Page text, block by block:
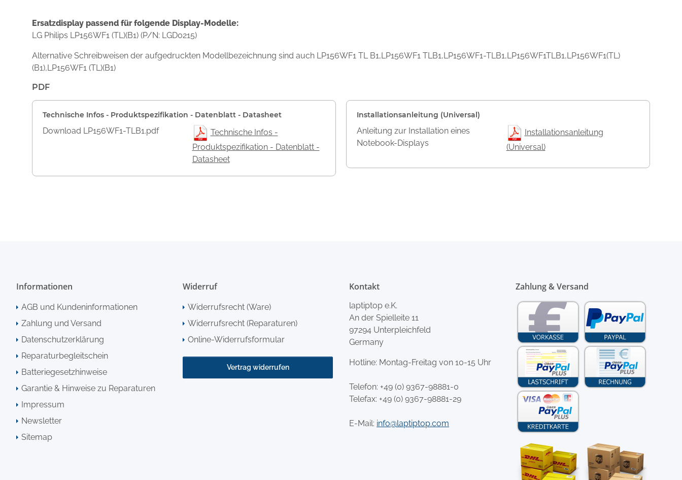
Ersatzdisplay passend für folgende Display-Modelle:
LG Philips LP156WF1 (TL)(B1) (P/N: LGD0215)
Alternative Schreibweisen der aufgedruckten Modellbezeichnung sind auch LP156WF1 TL B1,LP156WF1 TLB1,LP156WF1-TLB1,LP156WF1TLB1,LP156WF1(TL)
(B1),LP156WF1 (TL)(B1)
PDF
Technische Infos - Produktspezifikation - Datenblatt - Datasheet
Download LP156WF1-TLB1.pdf
Technische Infos -
Produktspezifikation - Datenblatt -
Datasheet
Installationsanleitung (Universal)
Anleitung zur Installation eines
Notebook-Displays
Installationsanleitung
(Universal)
Informationen
AGB und Kundeninformationen
Zahlung und Versand
Datenschutzerklärung
Reparaturbegleitschein
Batteriegesetzhinweise
Garantie & Hinweise zu Reparaturen
Impressum
Newsletter
Sitemap
Widerruf
Widerrufsrecht (Ware)
Widerrufsrecht (Reparaturen)
Online-Widerrufsformular
Vertrag widerrufen
Kontakt
laptiptop e.K.
An der Spielleite 11
97294 Unterpleichfeld
Germany
Hotline: Montag-Freitag von 10-15 Uhr
Telefon: +49 (0) 9367-98881-0
Telefax: +49 (0) 9367-98881-29
E-Mail: info@laptiptop.com
Zahlung & Versand